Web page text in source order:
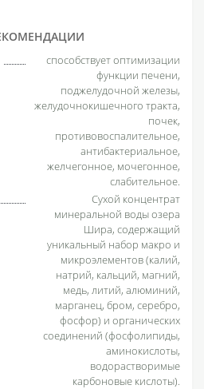
способствует оптимизации
функции печени,
поджелудочной железы,
желудочно­кишечного тракта,
почек,
противовоспалительное,
антибактериальное,
желчегонное, мочегонное,
слабительное.
Сухой концентрат
минеральной воды озера
Шира, содержащий
уникальный набор макро­ и
микроэлементов (калий,
натрий, кальций, магний,
медь, литий, алюминий,
марганец, бром, серебро,
фосфор) и органических
соединений (фосфолипиды,
аминокислоты,
водорастворимые
карбоновые кислоты).